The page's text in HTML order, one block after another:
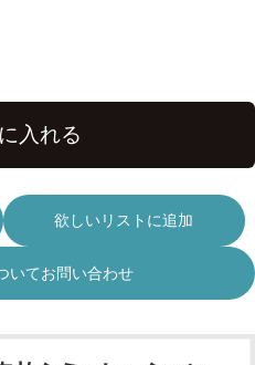
入れる
欲しいリストに追加
いてお問い合わせ